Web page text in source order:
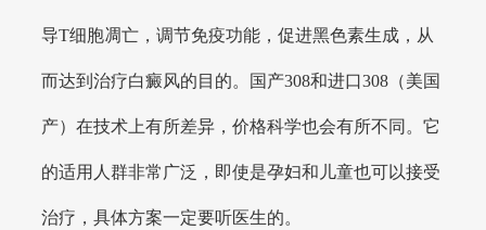
导T细胞凋亡，调节免疫功能，促进黑色素生成，从
而达到治疗白癜风的目的。国产308和进口308（美国
产）在技术上有所差异，价格科学也会有所不同。它
的适用人群非常广泛，即使是孕妇和儿童也可以接受
治疗，具体方案一定要听医生的。